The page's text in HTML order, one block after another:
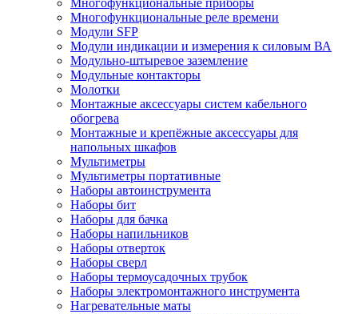
Многофункциональные реле времени
Модули SFP
Модули индикации и измерения к силовым ВА
Модульно-штыревое заземление
Модульные контакторы
Молотки
Монтажные аксессуары систем кабельного
обогрева
Монтажные и крепёжные аксессуары для
напольных шкафов
Мультиметры
Мультиметры портативные
Наборы автоинструмента
Наборы бит
Наборы для бачка
Наборы напильников
Наборы отверток
Наборы сверл
Наборы термоусадочных трубок
Наборы электромонтажного инструмента
Нагревательные маты